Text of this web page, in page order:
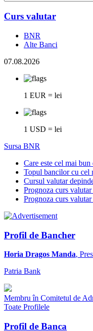
Curs valutar
BNR
Alte Banci
07.08.2026
1 EUR = lei
1 USD = lei
Sursa BNR
Care este cel mai
Topul bancilor cu cel
Cursul valutar
Prognoza curs
Prognoza curs
Profil de Bancher
Horia Dragos Manda,
Patria Bank
Membru în Comitetul de
Toate Profilele
Profil de Banca